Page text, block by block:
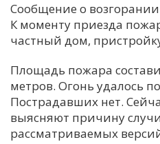
М
Н
Сообщение о
К моменту приезда
частный дом,
Площадь пожара
метров. Огонь удалось
Пострадавших нет.
выясняют причину
рассматриваемых